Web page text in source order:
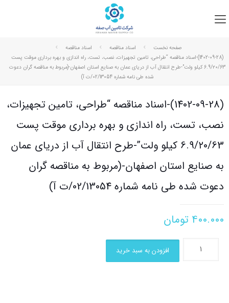
صفحه نخست اسناد مناقصه
اسناد مناقصه
(1402-09-28)-اسناد مناقصه “طراحی، تامین تجهیزات، نصب، تست، راه اندازی و بهره برداری موقت پست
6.9/۲۰/63 کیلو ولت”-طرح انتقال آب از دریای عمان به صنایع استان اصفهان-(مربوط به مناقصه گران دعوت
شده طی نامه شماره 02/13054/ت آ)
(1402-09-28)-اسناد مناقصه “طراحی، تامین تجهیزات،
نصب، تست، راه اندازی و بهره برداری موقت پست
6.9/۲۰/63 کیلو ولت”-طرح انتقال آب از دریای عمان
به صنایع استان اصفهان-(مربوط به مناقصه گران
دعوت شده طی نامه شماره 02/13054/ت آ)
۴۰۰.۰۰۰ تومان
افزودن به سبد خرید